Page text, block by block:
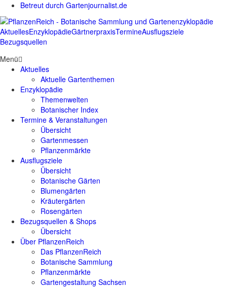
Betreut durch Gartenjournalist.de
AktuellesEnzyklopädieGärtnerpraxisTermineAusflugsziele
Bezugsquellen
Menü
Aktuelles
Aktuelle Gartenthemen
Enzyklopädie
Themenwelten
Botanischer Index
Termine & Veranstaltungen
Übersicht
Gartenmessen
Pflanzenmärkte
Ausflugsziele
Übersicht
Botanische Gärten
Blumengärten
Kräutergärten
Rosengärten
Bezugsquellen & Shops
Übersicht
Über PflanzenReich
Das PflanzenReich
Botanische Sammlung
Pflanzenmärkte
Gartengestaltung Sachsen